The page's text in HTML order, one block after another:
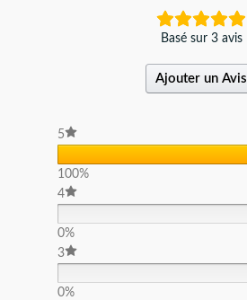
Basé sur 3 avis
Ajouter un Avis
5
100%
4
0%
3
0%